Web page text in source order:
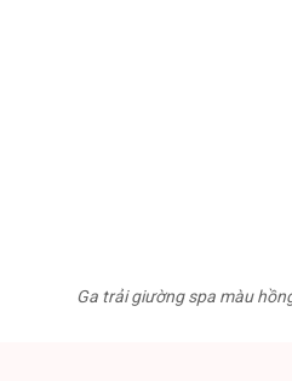
Ga trải giường spa màu